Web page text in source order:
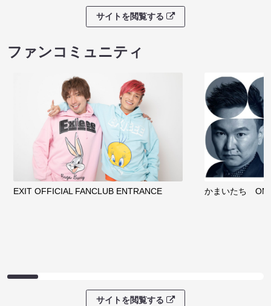
サイトを閲覧する
ファンコミュニティ
EXIT OFFICIAL FANCLUB ENTRANCE かまいたち
サイトを閲覧する